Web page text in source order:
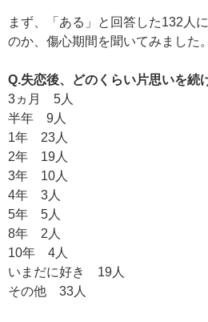
まず、「ある」と回答した132人
のか、傷心期間を聞いてみました。
Q.失恋後、どのくらい片思いを続
3ヵ月 5人
半年 9人
1年 23人
2年 19人
3年 10人
4年 3人
5年 5人
8年 2人
10年 4人
いまだに好き 19人
その他 33人